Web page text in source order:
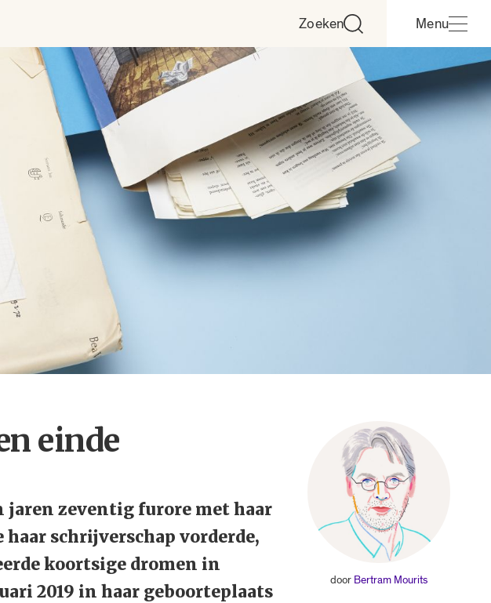
Zoeken Menu
einde
jaren zeventig furore met haar
schrijverschap vorderde,
koortsige dromen in
2019 in haar geboorteplaats
door Bertram Mourits